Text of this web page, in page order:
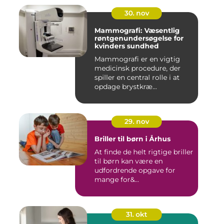
30. nov
Mammografi: Væsentlig
røntgenundersøgelse for
kvinders sundhed
Mammografi er en vigtig
medicinsk procedure, der
spiller en central rolle i at
opdage brystkræ...
29. nov
Briller til børn i Århus
At finde de helt rigtige briller
til børn kan være en
udfordrende opgave for
mange for&...
31. okt